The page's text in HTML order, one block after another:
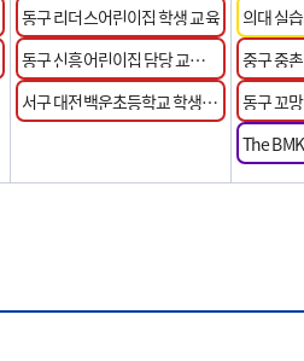
동구 리더스어린이집 학생 교육
동구 신흥어린이집 담당 교사
교육
서구 대전백운초등학교 학생 교
육
의대 실
중구 중
학생 교육
동구 꼬
The